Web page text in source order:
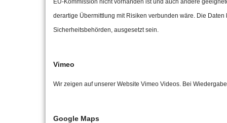
derartige Übermittlung mit Risiken verbunden wäre. Die
Sicherheitsbehörden, ausgesetzt sein.
Vimeo
Wir zeigen auf unserer Website Vimeo Videos. Bei
Google Maps